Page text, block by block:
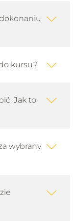
drzwi
ustawienia
renderów
kursu?
Jak to
wybrany